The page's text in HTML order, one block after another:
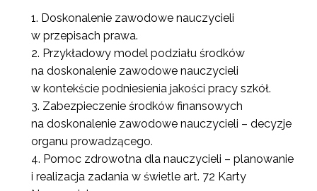
Doskonalenie zawodowe nauczycieli
w przepisach prawa.
Przykładowy model podziału środków
na doskonalenie zawodowe nauczycieli
w kontekście podniesienia jakości pracy szkół.
Zabezpieczenie środków finansowych
na doskonalenie zawodowe nauczycieli – decyzje
organu prowadzącego.
Pomoc zdrowotna dla nauczycieli – planowanie
i realizacja zadania w świetle art. 72 Karty